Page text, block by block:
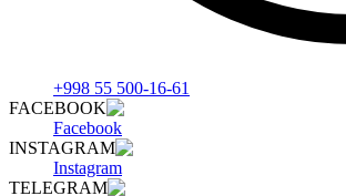
+998 55 500-16-61
FACEBOOK
Facebook
INSTAGRAM
Instagram
TELEGRAM